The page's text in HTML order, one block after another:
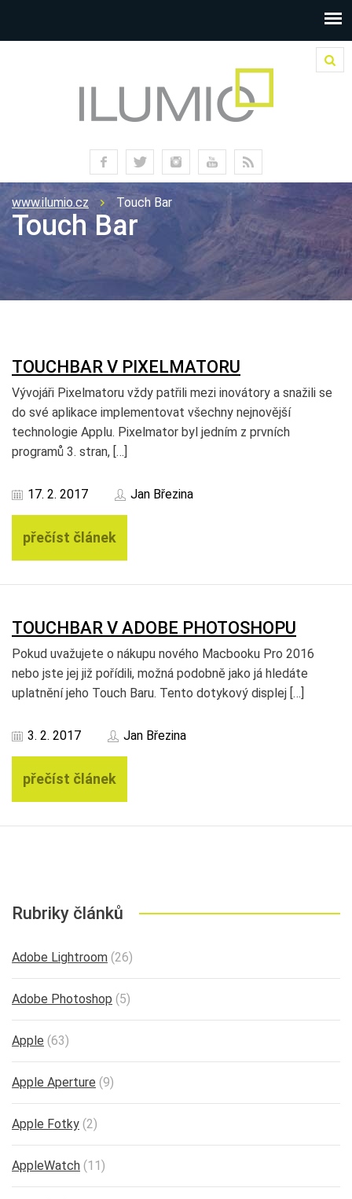
www.ilumio.cz Touch Bar
Touch Bar
TOUCHBAR V PIXELMATORU
Vývojáři Pixelmatoru vždy patřili mezi inovátory a snažili se
do své aplikace implementovat všechny nejnovější
technologie Applu. Pixelmator byl jedním z prvních
programů 3. stran, […]
17. 2. 2017 Jan Březina
přečíst článek
TOUCHBAR V ADOBE PHOTOSHOPU
Pokud uvažujete o nákupu nového Macbooku Pro 2016
nebo jste jej již pořídili, možná podobně jako já hledáte
uplatnění jeho Touch Baru. Tento dotykový displej […]
3. 2. 2017 Jan Březina
přečíst článek
Rubriky článků
Adobe Lightroom (26)
Adobe Photoshop (5)
Apple (63)
Apple Aperture (9)
Apple Fotky (2)
AppleWatch (11)